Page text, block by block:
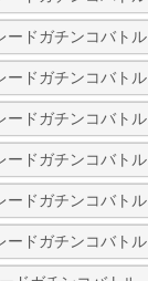
ードガチンコバトル
ードガチンコバトル
ードガチンコバトル
ードガチンコバトル
ードガチンコバトル
ードガチンコバトル